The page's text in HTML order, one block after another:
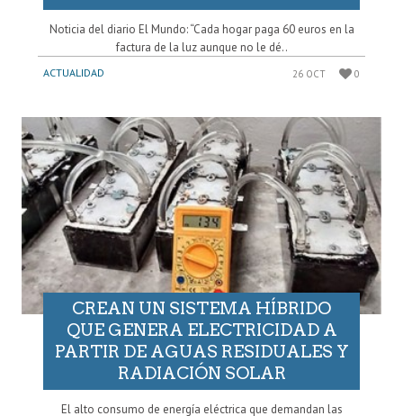
Noticia del diario El Mundo: “Cada hogar paga 60 euros en la
factura de la luz aunque no le dé..
ACTUALIDAD 26 OCT 0
CREAN UN SISTEMA HÍBRIDO
QUE GENERA ELECTRICIDAD A
PARTIR DE AGUAS RESIDUALES Y
RADIACIÓN SOLAR
El alto consumo de energía eléctrica que demandan las